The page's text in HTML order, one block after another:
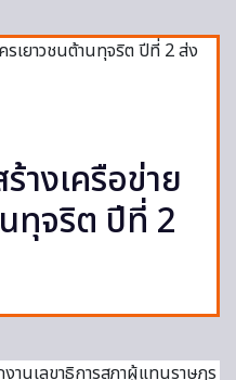
างเครือข่าย
ทุจริต ปีที่ 2